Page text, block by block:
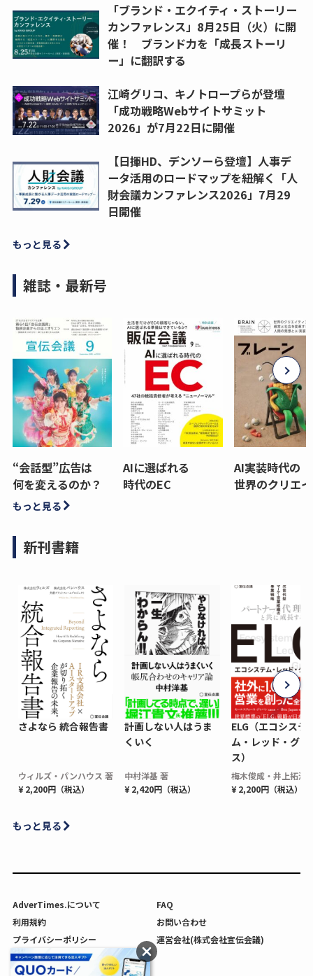
「ブランド・エクイティ・ストーリー
カンファレンス」8月25日（火）に開
催！ ブランド力を「成長ストーリ
ー」に翻訳する
江崎グリコ、キノトロープらが登壇
「成功戦略Webサイトサミット
2026」が7月22日に開催
【日揮HD、デンソーら登壇】人事デ
ータ活用のロードマップを紐解く「人
財会議カンファレンス2026」7月29
日開催
もっと見る
雑誌・最新号
“会話型”広告は
何を変えるのか？
AIに選ばれる
時代のEC
AI実装時代の
世界のクリエ
もっと見る
新刊書籍
さよなら 統合報告書
ウィルズ・パンハウス 著
¥ 2,200円（税込）
計画しない人はうま
くいく
中村洋基 著
¥ 2,420円（税込）
ELG（エコシステ
ム・レッド・グロ
ス）
梅木俊成・井上拓海
¥ 2,200円（税込）
もっと見る
AdverTimes.について
FAQ
利用規約
お問い合わせ
プライバシーポリシー
運営会社(株式会社宣伝会議)
利用者情報の外部送信について